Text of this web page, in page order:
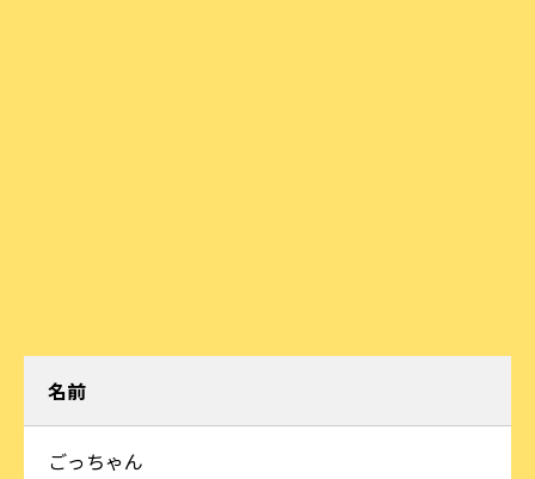
名前
ごっちゃん